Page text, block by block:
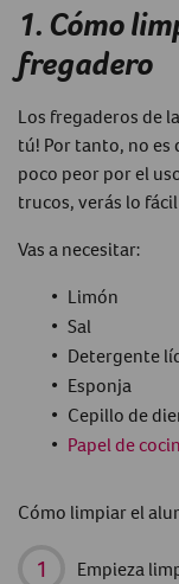
1. Cómo
fregadero
Los fregaderos de
tú! Por tanto, no es
poco peor por el
trucos, verás lo
Vas a necesitar:
Limón
Sal
Detergente
Esponja
Cepillo de
Papel de
Cómo limpiar el
Empieza